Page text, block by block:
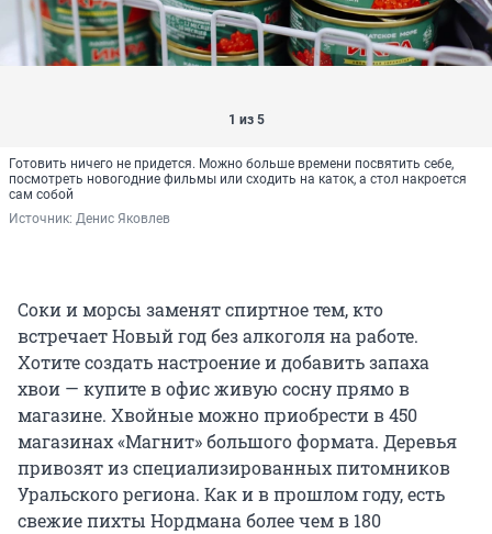
1 из 5
Готовить ничего не придется. Можно больше времени посвятить себе,
посмотреть новогодние фильмы или сходить на каток, а стол накроется
сам собой
Источник: Денис Яковлев
Соки и морсы заменят спиртное тем, кто
встречает Новый год без алкоголя на работе.
Хотите создать настроение и добавить запаха
хвои — купите в офис живую сосну прямо в
магазине. Хвойные можно приобрести в 450
магазинах «Магнит» большого формата. Деревья
привозят из специализированных питомников
Уральского региона. Как и в прошлом году, есть
свежие пихты Нордмана более чем в 180